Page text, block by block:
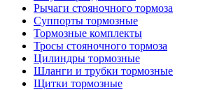
Рычаги стояночного тормоза
Суппорты тормозные
Тормозные комплекты
Тросы стояночного тормоза
Цилиндры тормозные
Шланги и трубки тормозные
Щитки тормозные